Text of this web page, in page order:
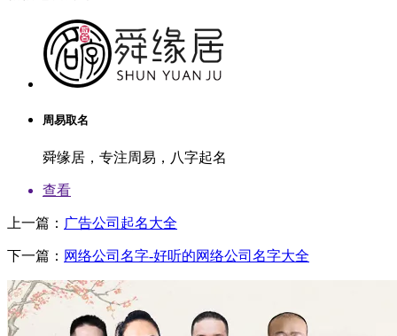
周易取名
舜缘居，专注周易，八字起名
查看
上一篇： 广告公司起名大全
下一篇： 网络公司名字-好听的网络公司名字大全